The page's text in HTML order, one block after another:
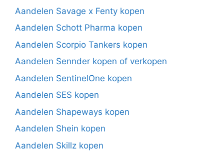
Aandelen Savage x Fenty kopen
Aandelen Schott Pharma kopen
Aandelen Scorpio Tankers kopen
Aandelen Sennder kopen of verkopen
Aandelen SentinelOne kopen
Aandelen SES kopen
Aandelen Shapeways kopen
Aandelen Shein kopen
Aandelen Skillz kopen